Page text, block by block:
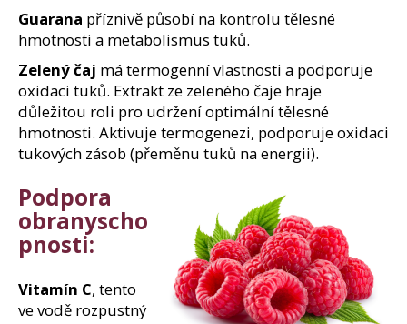
Guarana příznivě působí na kontrolu tělesné
hmotnosti a metabolismus tuků.
Zelený čaj má termogenní vlastnosti a podporuje
oxidaci tuků. Extrakt ze zeleného čaje hraje
důležitou roli pro udržení optimální tělesné
hmotnosti. Aktivuje termogenezi, podporuje oxidaci
tukových zásob (přeměnu tuků na energii).
Podpora
obranyscho
pnosti:
Vitamín C, tento
ve vodě rozpustný